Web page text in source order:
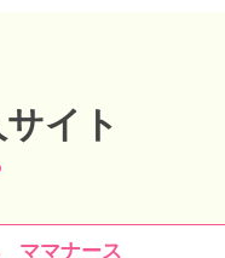
イト
ママナース